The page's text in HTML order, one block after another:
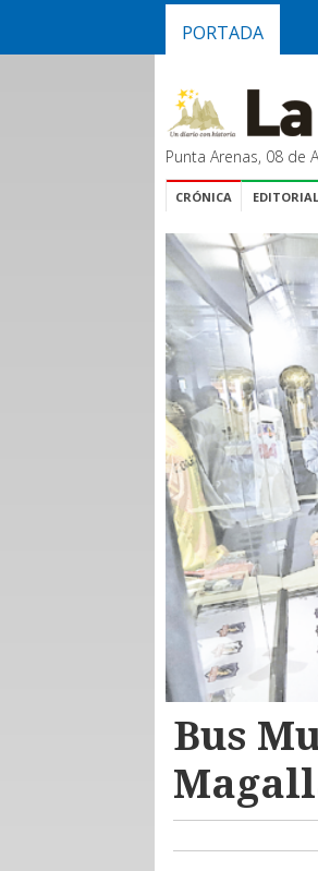
PORTADA
Punta Arenas, 08 de
CRÓNICA EDITORIAL
Bus